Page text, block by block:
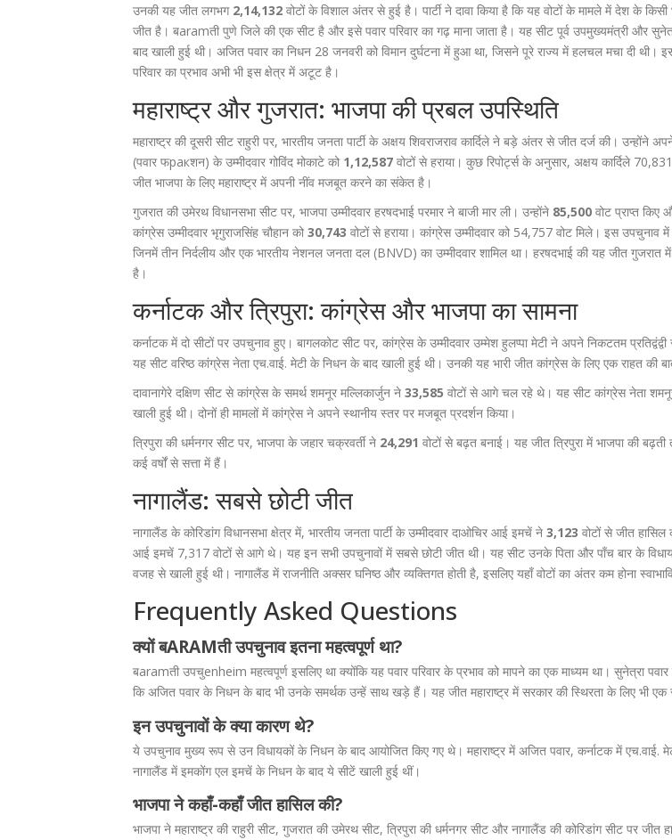
उनकी यह जीत लगभग 2,14,132 वोटों के विशाल अंतर से हुई है। पार्टी ने दावा किया है कि यह वोटों के मामले में देश के
जीत है। बaramती पुणे जिले की एक सीट है और इसे पवार परिवार का गढ़ माना जाता है। यह सीट पूर्व उपमुख्यमंत्री और
बाद खाली हुई थी। अजित पवार का निधन 28 जनवरी को विमान दुर्घटना में हुआ था, जिसने पूरे राज्य में हलचल मचा दी थी।
परिवार का प्रभाव अभी भी इस क्षेत्र में अटूट है।
महाराष्ट्र और गुजरात: भाजपा की प्रबल उपस्थिति
महाराष्ट्र की दूसरी सीट राहुरी पर,भारतीय जनता पार्टीकेअक्षय शिवराजराव कार्दिलेने बड़े अंतर से जीत दर्ज की। उन्होंने अपने
(पवार फракशन) के उम्मीदवार गोविंद मोकाटे को 1,12,587 वोटों से हराया। कुछ रिपोर्ट्स के अनुसार, अक्षय कार्दिले
जीत भाजपा के लिए महाराष्ट्र में अपनी नींव मजबूत करने का संकेत है।
गुजरात की उमेरथ विधानसभा सीट पर, भाजपा उम्मीदवारहरषदभाई परमार ने बाजी मार ली। उन्होंने 85,500 वोट प्राप्त किए
कांग्रेस उम्मीदवार भृगुराजसिंह चौहान को30,743 वोटों से हराया। कांग्रेस उम्मीदवार को 54,757 वोट मिले। इस उपचुनाव
जिनमें तीन निर्दलीय और एक भारतीय नेशनल जनता दल (BNVD) का उम्मीदवार शामिल था। हरषदभाई की यह जीत गुजरात में
है।
कर्नाटक और त्रिपुरा: कांग्रेस और भाजपा का सामना
कर्नाटक में दो सीटों पर उपचुनाव हुए। बागलकोट सीट पर, कांग्रेस के उम्मीदवारउम्मेश हुलप्पा मेटी ने अपने निकटतम
यह सीट वरिष्ठ कांग्रेस नेताएच.वाई. मेटी के निधन के बाद खाली हुई थी। उनकी यह भारी जीत कांग्रेस के लिए एक राहत की
दावानागेरे दक्षिण सीट से कांग्रेस केसमर्थ शमनूर मल्लिकार्जुन ने33,585 वोटों से आगे चल रहे थे। यह सीट कांग्रेस नेता
खाली हुई थी। दोनों ही मामलों में कांग्रेस ने अपने स्थानीय स्तर पर मजबूत प्रदर्शन किया।
त्रिपुरा की धर्मनगर सीट पर, भाजपा केजहार चक्रवर्तीने 24,291 वोटों से बढ़त बनाई। यह जीत त्रिपुरा में भाजपा की बढ़ती
कई वर्षों से सत्ता में हैं।
नागालैंड: सबसे छोटी जीत
नागालैंड के कोरिडांग विधानसभा क्षेत्र में, भारतीय जनता पार्टी के उम्मीदवारदाओचिर आई इमचें ने3,123 वोटों से जीत
आई इमचें 7,317 वोटों से आगे थे। यह इन सभी उपचुनावों में सबसे छोटी जीत थी। यह सीट उनके पिता और पाँच बार के
वजह से खाली हुई थी। नागालैंड में राजनीति अक्सर घनिष्ठ और व्यक्तिगत होती है, इसलिए यहाँ वोटों का अंतर कम होना
Frequently Asked Questions
क्यों बARAMती उपचुनाव इतना महत्वपूर्ण था?
बaramती उपचुenheim महत्वपूर्ण इसलिए था क्योंकि यह पवार परिवार के प्रभाव को मापने का एक माध्यम था। सुनेत्रा
कि अजित पवार के निधन के बाद भी उनके समर्थक उन्हें साथ खड़े हैं। यह जीत महाराष्ट्र में सरकार की स्थिरता के लिए भी
इन उपचुनावों के क्या कारण थे?
ये उपचुनाव मुख्य रूप से उन विधायकों के निधन के बाद आयोजित किए गए थे। महाराष्ट्र में अजित पवार, कर्नाटक में एच.वाई.
नागालैंड में इमकोंग एल इमचें के निधन के बाद ये सीटें खाली हुई थीं।
भाजपा ने कहाँ-कहाँ जीत हासिल की?
भाजपा ने महाराष्ट्र की राहुरी सीट, गुजरात की उमेरथ सीट, त्रिपुरा की धर्मनगर सीट और नागालैंड की कोरिडांग सीट पर